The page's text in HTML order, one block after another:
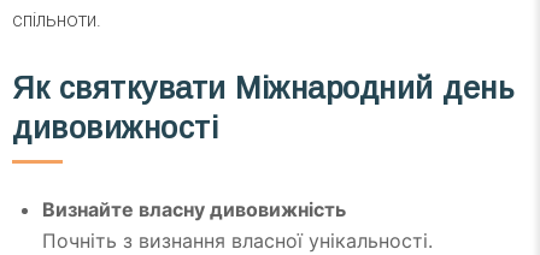
спільноти.
Як святкувати Міжнародний день
дивовижності
Визнайте власну дивовижність
Почніть з визнання власної унікальності.